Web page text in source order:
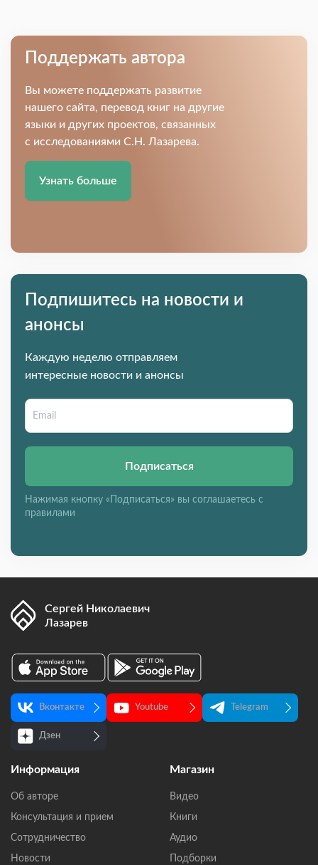
Поддержать автора
Вы можете поддержать развитие
нашего сайта, перевод книг на другие
языки и других проектов, связанных
с исследованиями С.Н. Лазарева.
Узнать больше
Подпишитесь на новости и
анонсы
Каждую неделю отправляем
интересные новости и анонсы
Подписаться
Нажимая кнопку «Подписаться» вы соглашаетесь с
правилами
Сергей Николаевич
Лазарев
Вконтакте Youtube Telegram
Дзен
Информация
Об авторе
Консультация и прием
Сотрудничество
Новости
Магазин
Видео
Книги
Аудио
Подборки